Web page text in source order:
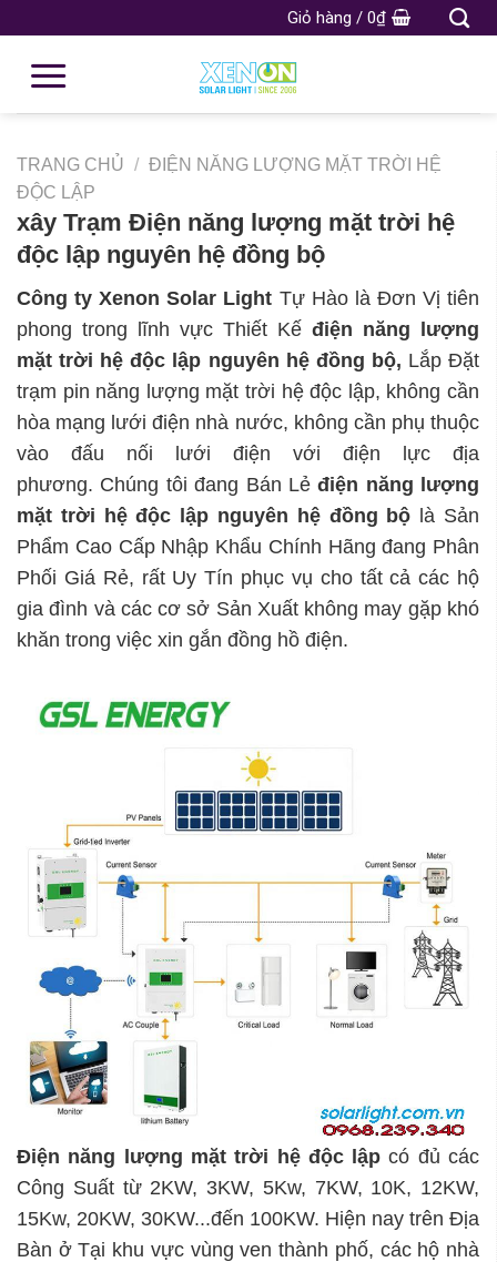
Giỏ hàng / 0₫
TRANG CHỦ / ĐIỆN NĂNG LƯỢNG MẶT TRỜI HỆ
ĐỘC LẬP
xây Trạm Điện năng lượng mặt trời hệ
độc lập nguyên hệ đồng bộ
Công ty Xenon Solar Light Tự Hào là Đơn Vị tiên
phong trong lĩnh vực Thiết Kế điện năng lượng
mặt trời hệ độc lập nguyên hệ đồng bộ, Lắp Đặt
trạm pin năng lượng mặt trời hệ độc lập, không cần
hòa mạng lưới điện nhà nước, không cần phụ thuộc
vào đấu nối lưới điện với điện lực địa
phương. Chúng tôi đang Bán Lẻđiện năng lượng
mặt trời hệ độc lập nguyên hệ đồng bộ là Sản
Phẩm Cao Cấp Nhập Khẩu Chính Hãng đang Phân
Phối Giá Rẻ, rất Uy Tín phục vụ cho tất cả các hộ
gia đình và các cơ sở Sản Xuất không may gặp khó
khăn trong việc xin gắn đồng hồ điện.
Điện năng lượng mặt trời hệ độc lậpcó đủ các
Công Suất từ 2KW, 3KW, 5Kw, 7KW, 10K, 12KW,
15Kw, 20KW, 30KW...đến 100KW. Hiện nay trên Địa
Bàn ở Tại khu vực vùng ven thành phố, các hộ nhà